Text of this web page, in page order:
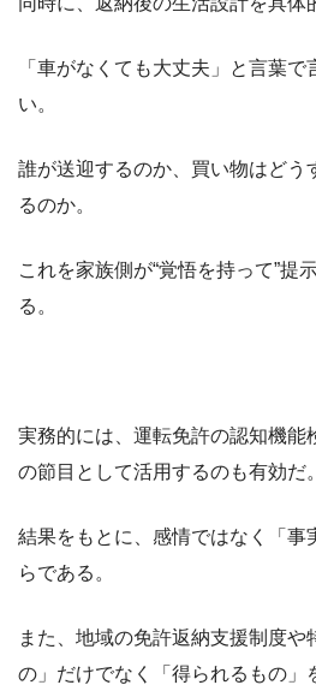
「車がなくても大丈夫」と言葉
い。
誰が送迎するのか、買い物はどう
るのか。
これを家族側が“覚悟を持って”提
る。
実務的には、運転免許の認知機能
の節目として活用するのも有効だ。
結果をもとに、感情ではなく「事
らである。
また、地域の免許返納支援制度や
の」だけでなく「得られるもの」